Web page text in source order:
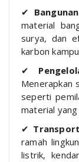
✔
material
surya, dan
karbon
✔
Menerapkan
seperti
material
✔
ramah
listrik,